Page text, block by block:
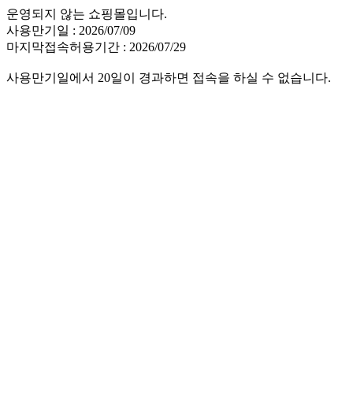
운영되지 않는 쇼핑몰입니다.
사용만기일 : 2026/07/09
마지막접속허용기간 : 2026/07/29
사용만기일에서 20일이 경과하면 접속을 하실 수 없습니다.